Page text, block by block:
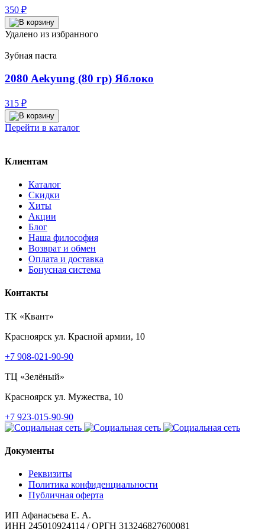
350 ₽
Удалено из избранного
Зубная паста
2080 Aekyung (80 гр) Яблоко
315 ₽
Перейти в каталог
Клиентам
Каталог
Скидки
Хиты
Акции
Блог
Наша философия
Возврат и обмен
Оплата и доставка
Бонусная система
Контакты
ТК «Квант»
Красноярск ул. Красной армии, 10
+7 908-021-90-90
ТЦ «Зелёный»
Красноярск ул. Мужества, 10
+7 923-015-90-90
Документы
Реквизиты
Политика конфиденциальности
Публичная оферта
ИП Афанасьева Е. А.
ИНН 245010924114 / ОРГН 313246827600081